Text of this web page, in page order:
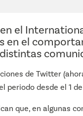
el
en el
de Twitter
periodo desde el 1
que, en algunas